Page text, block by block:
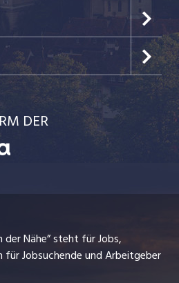
DER
Nähe” steht für Jobs,
für Jobsuchende und Arbeitgeber